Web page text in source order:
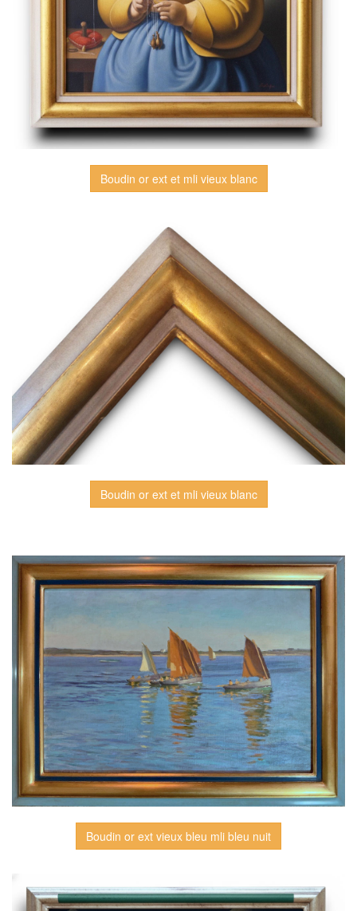
Boudin or ext et mli vieux blanc
Boudin or ext et mli vieux blanc
Boudin or ext vieux bleu mli bleu nuit